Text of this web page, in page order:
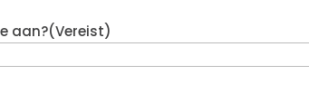
aan?(Vereist)